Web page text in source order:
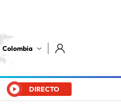
Colombia
DIRECTO